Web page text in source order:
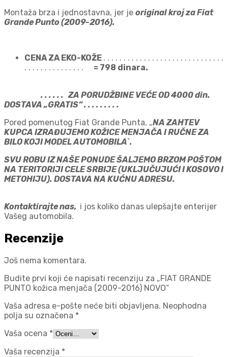
Montaža brza i jednostavna, jer je original kroj za Fiat
Grande Punto (2009-2016).
CENA ZA EKO-KOŽE . . . . . . . . . . . . . . . . . . . . . . . . . . . . . .
. . . . . . . . . . . . . . . = 798 dinara.
. . . . . . ZA PORUDŽBINE VEĆE OD 4000 din.
DOSTAVA „GRATIS“ . . . . . . . . .
Pored pomenutog Fiat Grande Punta, „NA ZAHTEV
KUPCA IZRAĐUJEMO KOŽICE MENJAČA I RUČNE ZA
BILO KOJI MODEL AUTOMOBILA`.
SVU ROBU IZ NAŠE PONUDE ŠALJEMO BRZOM POŠTOM
NA TERITORIJI CELE SRBIJE (UKLJUČUJUĆI I KOSOVO I
METOHIJU). DOSTAVA NA KUĆNU ADRESU.
Kontaktirajte nas, i jos koliko danas ulepšajte enterijer
Vašeg automobila.
Recenzije
Još nema komentara.
Budite prvi koji će napisati recenziju za „FIAT GRANDE
PUNTO kožica menjača (2009-2016) NOVO“
Vaša adresa e-pošte neće biti objavljena. Neophodna
polja su označena *
Vaša ocena *
Vaša recenzija *